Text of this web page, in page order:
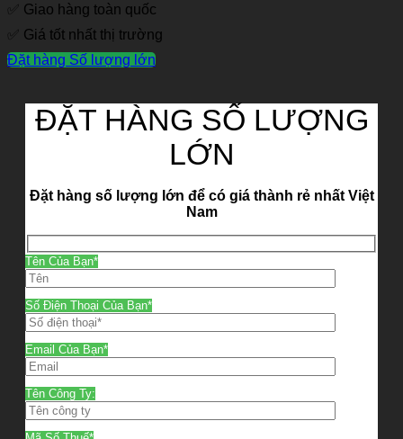
✅ Giao hàng toàn quốc
✅ Giá tốt nhất thị trường
Đặt hàng Số lượng lớn
ĐẶT HÀNG SỐ LƯỢNG
LỚN
Đặt hàng số lượng lớn để có giá thành rẻ nhất Việt
Nam
Tên Của Bạn*
Số Điện Thoại Của Bạn*
Email Của Bạn*
Tên Công Ty: